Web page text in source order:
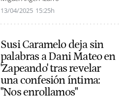
13/04/2025 15:25h
Susi Caramelo deja sin
palabras a Dani Mateo en
'Zapeando' tras revelar
una confesión íntima:
"Nos enrollamos"